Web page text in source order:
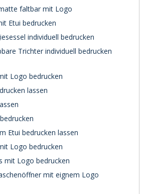
faltbar mit Logo
Etui bedrucken
individuell bedrucken
Trichter individuell bedrucken
Logo bedrucken
lassen
Etui bedrucken lassen
Logo bedrucken
mit Logo bedrucken
mit eignem Logo